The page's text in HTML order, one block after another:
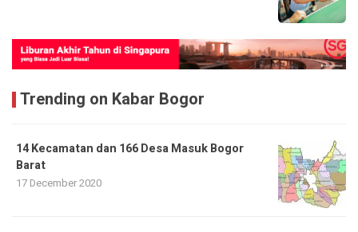
Trending on Kabar Bogor
14 Kecamatan dan 166 Desa Masuk Bogor
Barat
17 December 2020